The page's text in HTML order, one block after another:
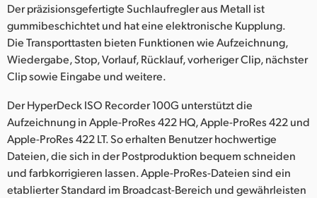
Der präzisionsgefertigte Suchlaufregler aus Metall ist
gummibeschichtet und hat eine elektronische Kupplung.
Die Transporttasten bieten Funktionen wie Aufzeichnung,
Wiedergabe, Stop, Vorlauf, Rücklauf, vorheriger Clip, nächster
Clip sowie Eingabe und weitere.
Der HyperDeck ISO Recorder 100G unterstützt die
Aufzeichnung in Apple-ProRes 422 HQ, Apple-ProRes 422 und
Apple-ProRes 422 LT. So erhalten Benutzer hochwertige
Dateien, die sich in der Postproduktion bequem schneiden
und farbkorrigieren lassen. Apple-ProRes-Dateien sind ein
etablierter Standard im Broadcast-Bereich und gewährleisten